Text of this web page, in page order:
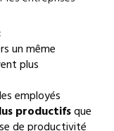
un même
plus
employés
productifsque
de productivité